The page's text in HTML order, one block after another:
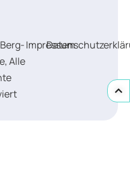
Alle
Impressum